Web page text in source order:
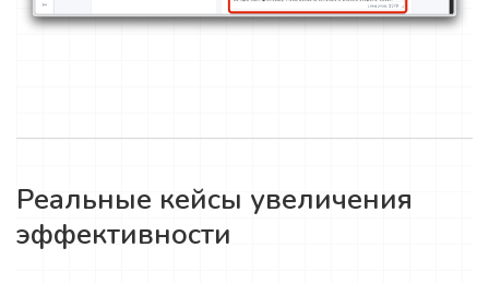
Реальные кейсы увеличения
эффективности